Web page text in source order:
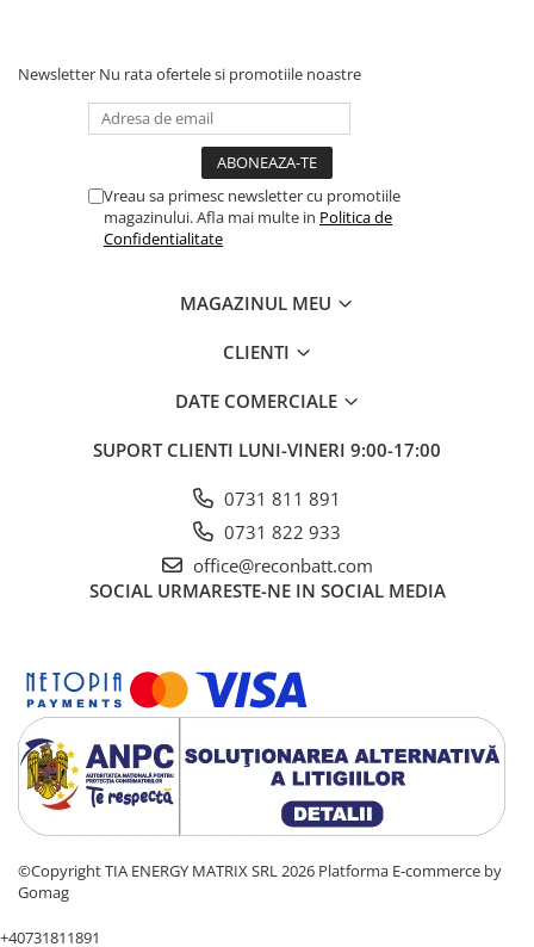
Newsletter Nu rata ofertele si promotiile noastre
Vreau sa primesc newsletter cu promotiile
magazinului. Afla mai multe in Politica de
Confidentialitate
MAGAZINUL MEU
CLIENTI
DATE COMERCIALE
SUPORT CLIENTI LUNI-VINERI 9:00-17:00
0731 811 891
0731 822 933
office@reconbatt.com
SOCIAL URMARESTE-NE IN SOCIAL MEDIA
©Copyright TIA ENERGY MATRIX SRL 2026 Platforma E-commerce by
Gomag
+40731811891